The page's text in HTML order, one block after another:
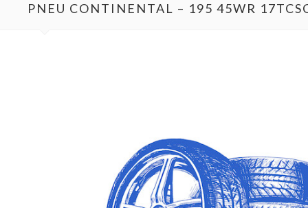
PNEU CONTINENTAL – 195 45WR